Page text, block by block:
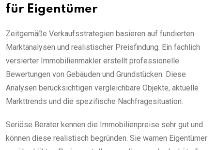
für Eigentümer
Zeitgemäße Verkaufsstrategien basieren auf fundierten
Marktanalysen und realistischer Preisfindung. Ein fachlich
versierter Immobilienmakler erstellt professionelle
Bewertungen von Gebäuden und Grundstücken. Diese
Analysen berücksichtigen vergleichbare Objekte, aktuelle
Markttrends und die spezifische Nachfragesituation.
Seriöse Berater kennen die Immobilienpreise sehr gut und
können diese realistisch begründen. Sie warnen Eigentümer